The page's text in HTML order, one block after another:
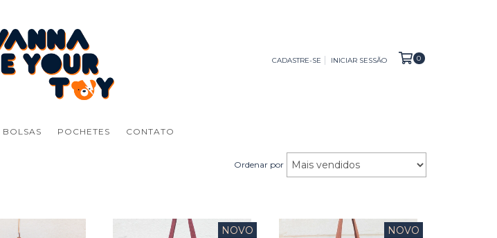
CADASTRE-SE INICIAR SESSÃO 0
BOLSAS POCHETES CONTATO
Ordenar por
NOVO NOVO